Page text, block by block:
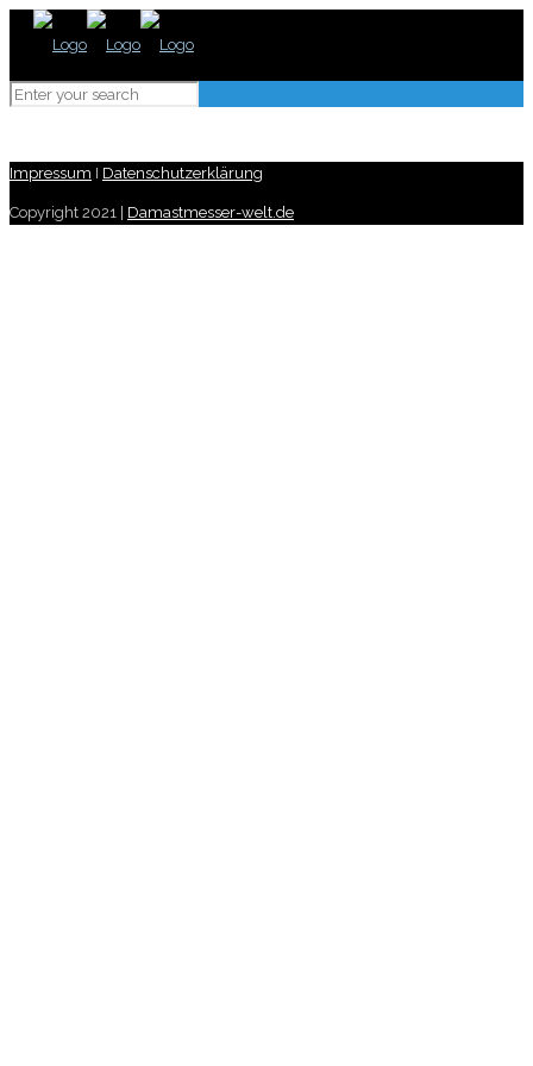
Impressum I Datenschutzerklärung
Copyright 2021 | Damastmesser-welt.de